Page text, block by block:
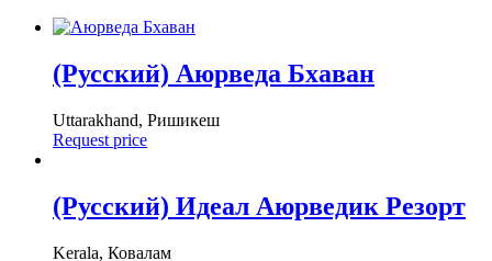
(Русский) Аюрведа Бхаван
Uttarakhand, Ришикеш
Request price
(Русский) Идеал Аюрведик Резорт
Kerala, Ковалам